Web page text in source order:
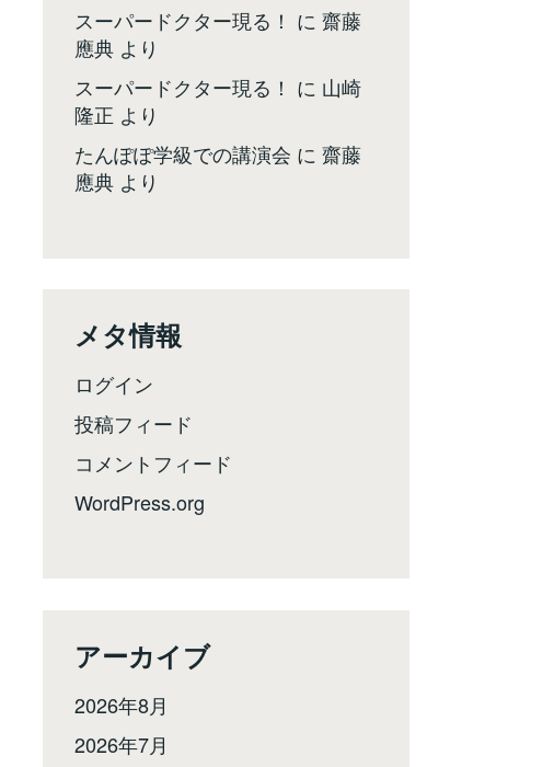
スーパードクター現る！ に 齋藤
應典 より
スーパードクター現る！ に 山崎
隆正 より
たんぽぽ学級での講演会 に 齋藤
應典 より
メタ情報
ログイン
投稿フィード
コメントフィード
WordPress.org
アーカイブ
2026年8月
2026年7月